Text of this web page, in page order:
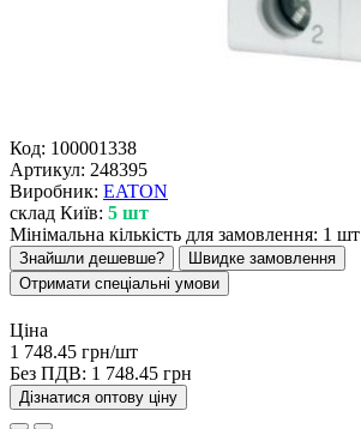
Код: 100001338
Артикул: 248395
Виробник: EATON
склад Київ: 5 шт
Мінімальна кількість для замовлення: 1 шт
Знайшли дешевше?
Швидке замовлення
Отримати спеціальні умови
Ціна
1 748.45 грн/шт
Без ПДВ: 1 748.45 грн
Дізнатися оптову ціну